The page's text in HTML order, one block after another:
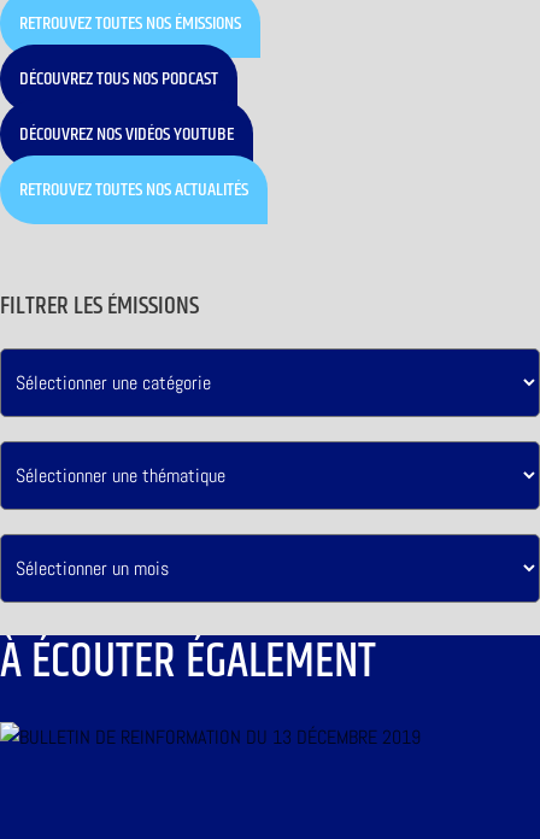
RETROUVEZ TOUTES NOS ÉMISSIONS
DÉCOUVREZ TOUS NOS PODCAST
DÉCOUVREZ NOS VIDÉOS YOUTUBE
RETROUVEZ TOUTES NOS ACTUALITÉS
FILTRER LES ÉMISSIONS
À ÉCOUTER ÉGALEMENT